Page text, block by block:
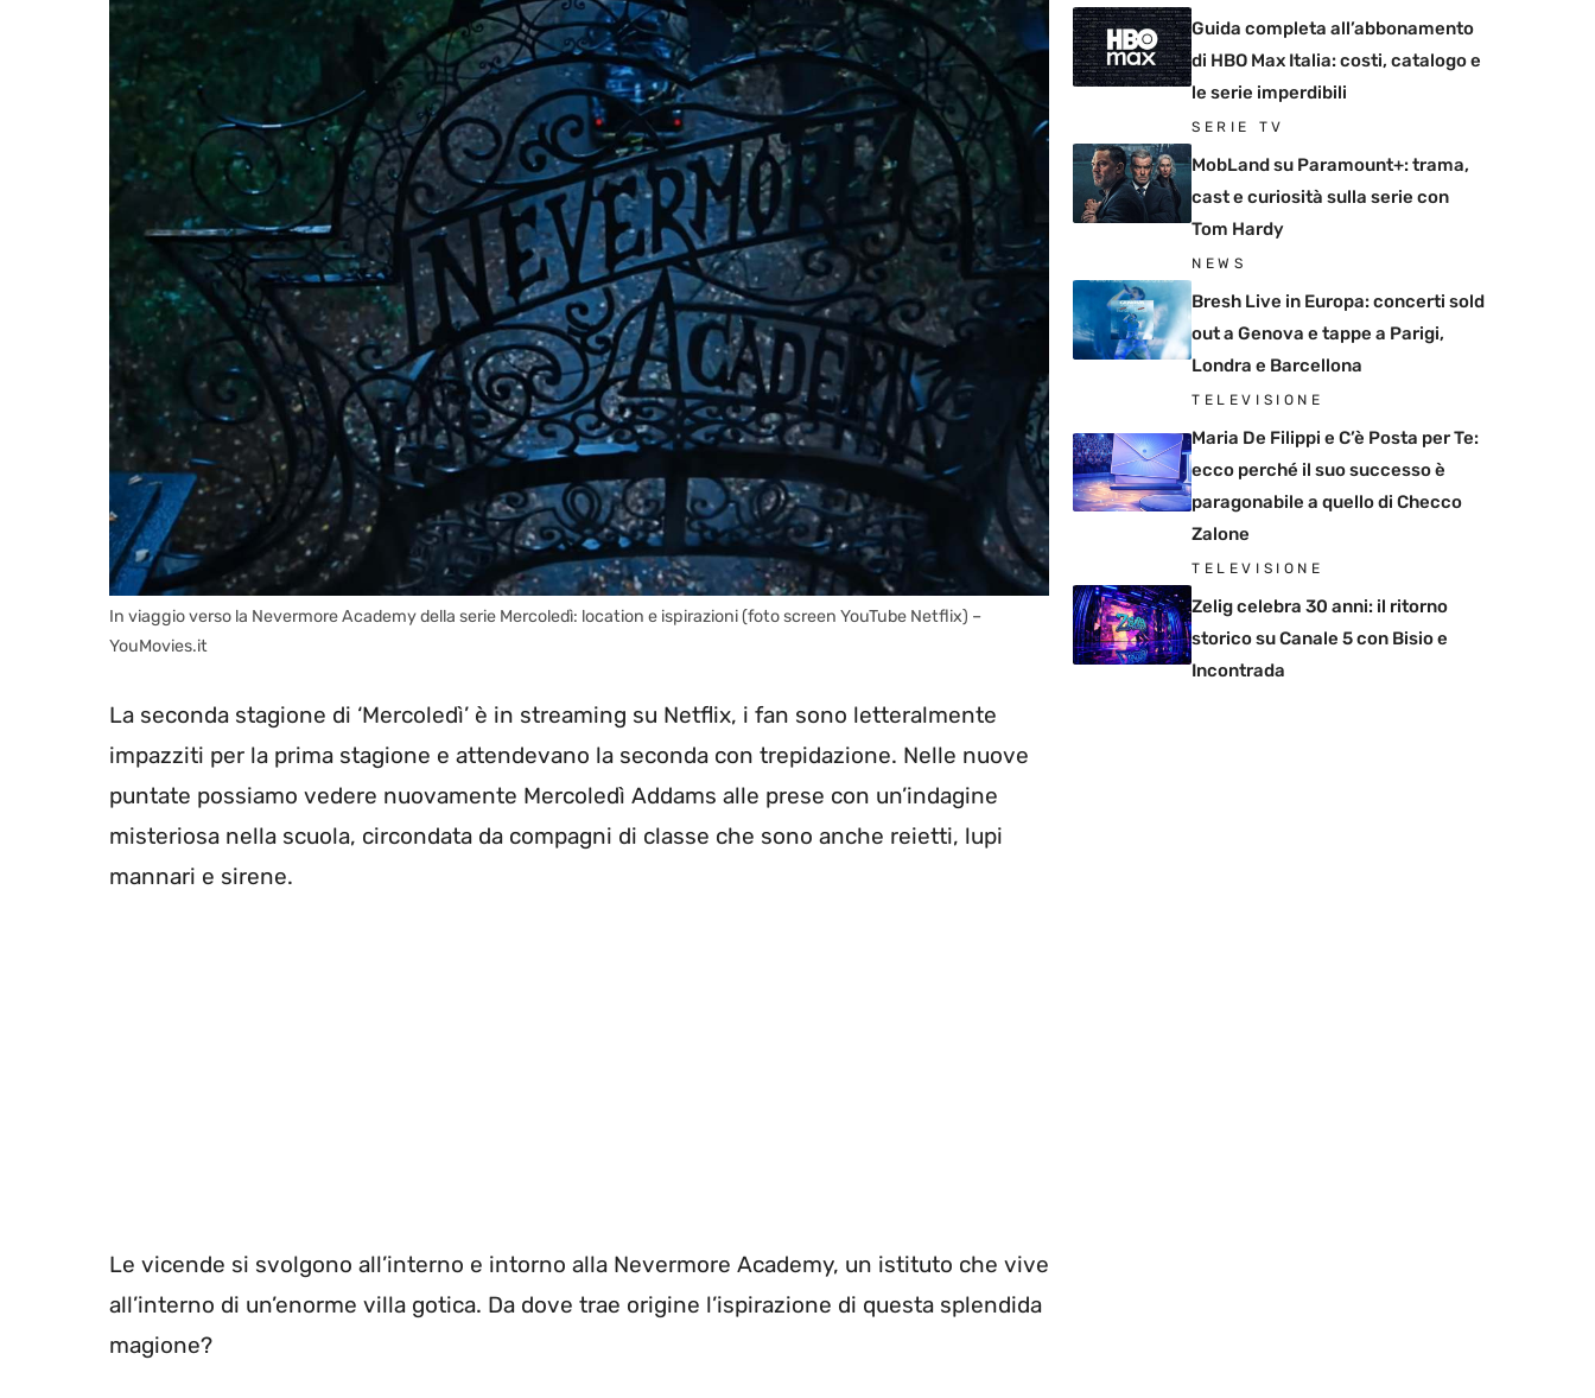
In viaggio verso la Nevermore Academy della serie Mercoledì: location e ispirazioni (foto screen YouTube Netflix) –
YouMovies.it
La seconda stagione di ‘Mercoledì’ è in streaming su Netflix, i fan sono letteralmente
impazziti per la prima stagione e attendevano la seconda con trepidazione. Nelle nuove
puntate possiamo vedere nuovamente Mercoledì Addams alle prese con un’indagine
misteriosa nella scuola, circondata da compagni di classe che sono anche reietti, lupi
mannari e sirene.
Le vicende si svolgono all’interno e intorno alla Nevermore Academy, un istituto che vive
all’interno di un’enorme villa gotica. Da dove trae origine l’ispirazione di questa splendida
magione?
Guida completa all’abbonamento
di HBO Max Italia: costi, catalogo e
le serie imperdibili
SERIE TV
MobLand su Paramount+: trama,
cast e curiosità sulla serie con
Tom Hardy
NEWS
Bresh Live in Europa: concerti sold
out a Genova e tappe a Parigi,
Londra e Barcellona
TELEVISIONE
Maria De Filippi e C’è Posta per Te:
ecco perché il suo successo è
paragonabile a quello di Checco
Zalone
TELEVISIONE
Zelig celebra 30 anni: il ritorno
storico su Canale 5 con Bisio e
Incontrada